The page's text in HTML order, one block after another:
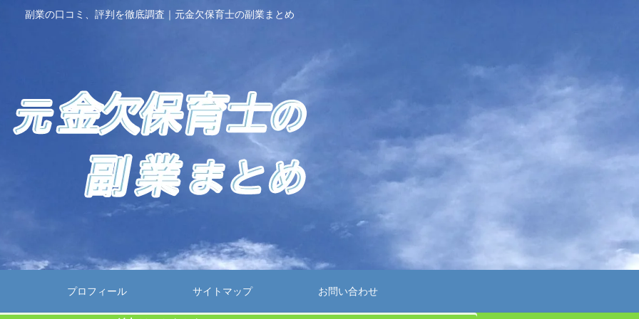
副業の口コミ、評判を徹底調査｜元金欠保育士の副業まとめ
プロフィール サイトマップ お問い合わせ